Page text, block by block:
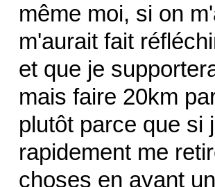
même moi, si on
m'aurait fait
et que je
mais faire 20km
plutôt parce que si
rapidement me
choses en ayant